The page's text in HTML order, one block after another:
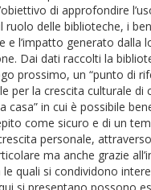
di approfondire
ruolo delle biblioteche, i
e l’impatto generato dalla
Dai dati raccolti la
prossimo, un “punto di
per la crescita culturale di
casa” in cui è possibile
come sicuro e di un
personale,
ma anche grazie
quali si condividono